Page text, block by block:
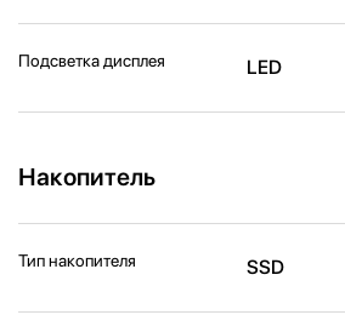
Подсветка дисплея LED
Накопитель
Тип накопителя SSD